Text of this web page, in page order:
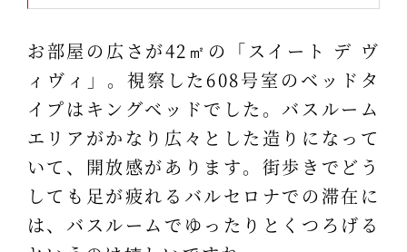
お部屋の広さが42㎡の「スイート デ ヴ
ィヴィ」。視察した608号室のベッドタ
イプはキングベッドでした。バスルーム
エリアがかなり広々とした造りになって
いて、開放感があります。街歩きでどう
しても足が疲れるバルセロナでの滞在に
は、バスルームでゆったりとくつろげる